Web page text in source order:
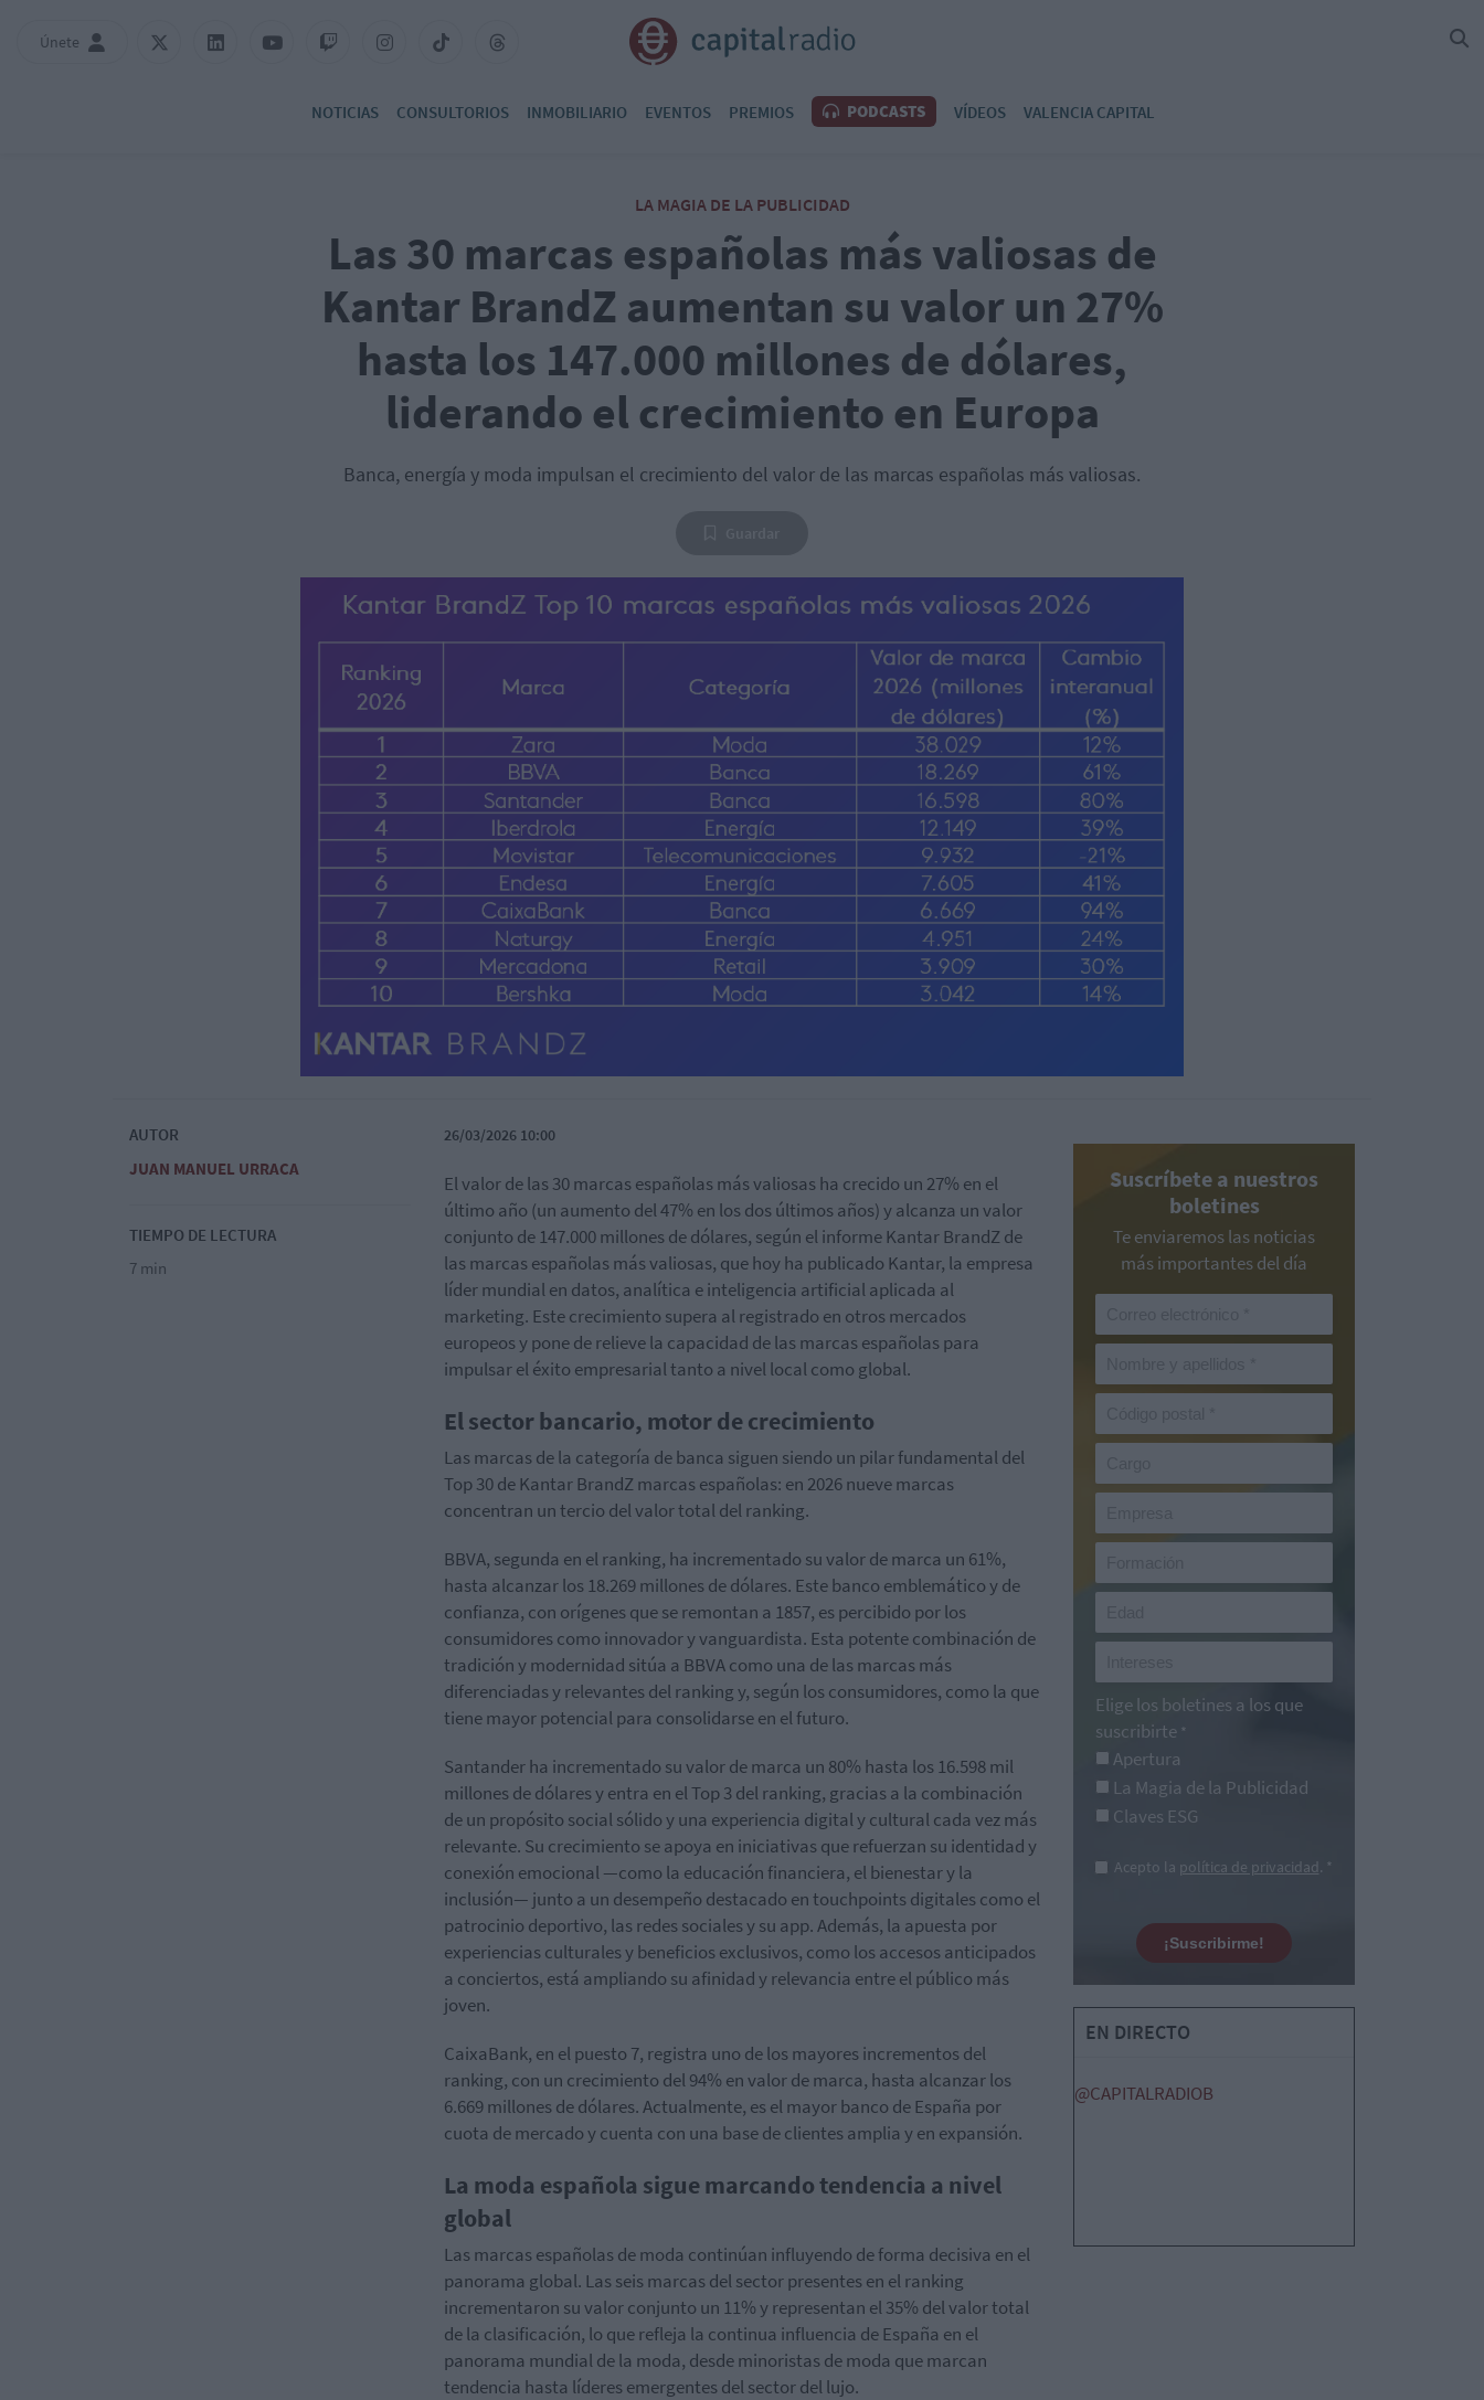
Únete
NOTICIAS CONSULTORIOS INMOBILIARIO EVENTOS PREMIOS PODCASTS VÍDEOS VALENCIA CAPITAL
LA MAGIA DE LA PUBLICIDAD
Las 30 marcas españolas más valiosas de
Kantar BrandZ aumentan su valor un 27%
hasta los 147.000 millones de dólares,
liderando el crecimiento en Europa
Banca, energía y moda impulsan el crecimiento del valor de las marcas españolas más valiosas.
AUTOR
JUAN MANUEL URRACA
TIEMPO DE LECTURA
7 min
26/03/2026 10:00
El valor de las 30 marcas españolas más valiosas ha crecido un 27% en el
último año (un aumento del 47% en los dos últimos años) y alcanza un valor
conjunto de 147.000 millones de dólares, según el informe Kantar BrandZ de
las marcas españolas más valiosas, que hoy ha publicado Kantar, la empresa
líder mundial en datos, analítica e inteligencia artificial aplicada al
marketing. Este crecimiento supera al registrado en otros mercados
europeos y pone de relieve la capacidad de las marcas españolas para
impulsar el éxito empresarial tanto a nivel local como global.
El sector bancario, motor de crecimiento
Las marcas de la categoría de banca siguen siendo un pilar fundamental del
Top 30 de Kantar BrandZ marcas españolas: en 2026 nueve marcas
concentran un tercio del valor total del ranking.
BBVA, segunda en el ranking, ha incrementado su valor de marca un 61%,
hasta alcanzar los 18.269 millones de dólares. Este banco emblemático y de
confianza, con orígenes que se remontan a 1857, es percibido por los
consumidores como innovador y vanguardista. Esta potente combinación de
tradición y modernidad sitúa a BBVA como una de las marcas más
diferenciadas y relevantes del ranking y, según los consumidores, como la que
tiene mayor potencial para consolidarse en el futuro.
Santander ha incrementado su valor de marca un 80% hasta los 16.598 mil
millones de dólares y entra en el Top 3 del ranking, gracias a la combinación
de un propósito social sólido y una experiencia digital y cultural cada vez más
relevante. Su crecimiento se apoya en iniciativas que refuerzan su identidad y
conexión emocional —como la educación financiera, el bienestar y la
inclusión— junto a un desempeño destacado en touchpoints digitales como el
patrocinio deportivo, las redes sociales y su app. Además, la apuesta por
experiencias culturales y beneficios exclusivos, como los accesos anticipados
a conciertos, está ampliando su afinidad y relevancia entre el público más
joven.
CaixaBank, en el puesto 7, registra uno de los mayores incrementos del
ranking, con un crecimiento del 94% en valor de marca, hasta alcanzar los
6.669 millones de dólares. Actualmente, es el mayor banco de España por
cuota de mercado y cuenta con una base de clientes amplia y en expansión.
La moda española sigue marcando tendencia a nivel
global
Las marcas españolas de moda continúan influyendo de forma decisiva en el
panorama global. Las seis marcas del sector presentes en el ranking
incrementaron su valor conjunto un 11% y representan el 35% del valor total
de la clasificación, lo que refleja la continua influencia de España en el
panorama mundial de la moda, desde minoristas de moda que marcan
tendencia hasta líderes emergentes del sector del lujo.
Suscríbete a nuestros
boletines
Te enviaremos las noticias
más importantes del día
Elige los boletines a los que
suscribirte *
Apertura
La Magia de la Publicidad
Claves ESG
Acepto la política de privacidad. *
¡Suscribirme!
EN DIRECTO
@CAPITALRADIOB